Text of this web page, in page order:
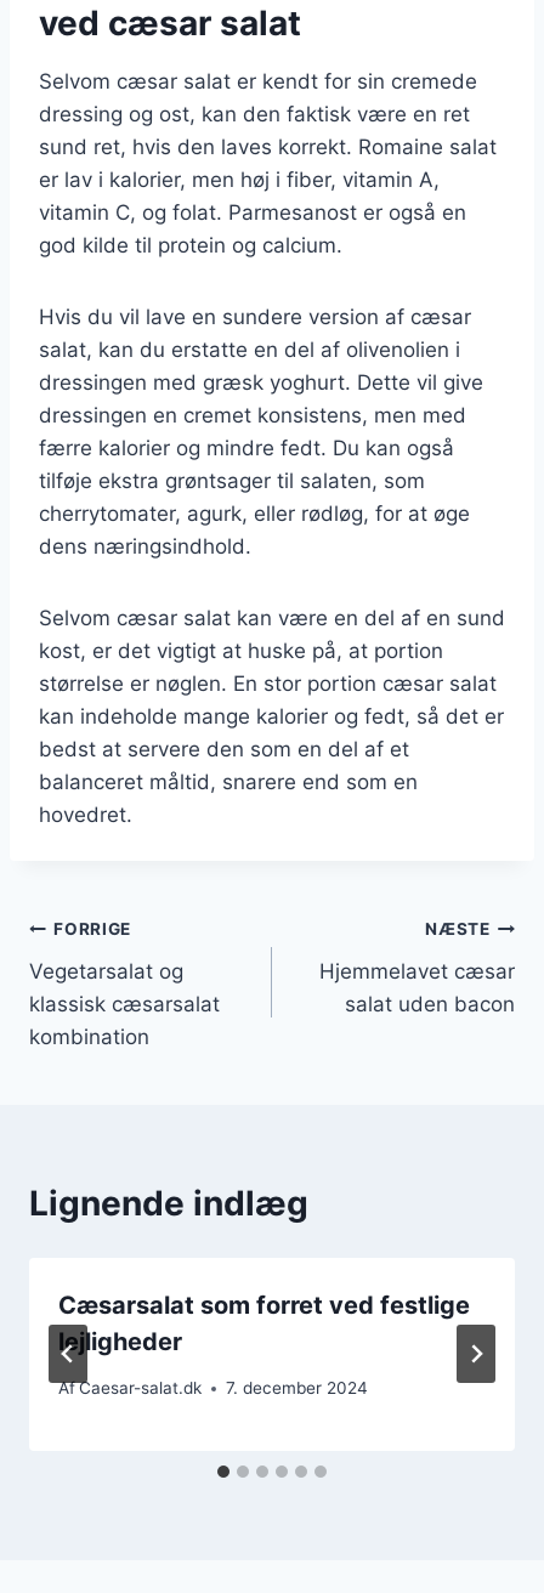
ved cæsar salat
Selvom cæsar salat er kendt for sin cremede
dressing og ost, kan den faktisk være en ret
sund ret, hvis den laves korrekt. Romaine salat
er lav i kalorier, men høj i fiber, vitamin A,
vitamin C, og folat. Parmesanost er også en
god kilde til protein og calcium.
Hvis du vil lave en sundere version af cæsar
salat, kan du erstatte en del af olivenolien i
dressingen med græsk yoghurt. Dette vil give
dressingen en cremet konsistens, men med
færre kalorier og mindre fedt. Du kan også
tilføje ekstra grøntsager til salaten, som
cherrytomater, agurk, eller rødløg, for at øge
dens næringsindhold.
Selvom cæsar salat kan være en del af en sund
kost, er det vigtigt at huske på, at portion
størrelse er nøglen. En stor portion cæsar salat
kan indeholde mange kalorier og fedt, så det er
bedst at servere den som en del af et
balanceret måltid, snarere end som en
hovedret.
Indlægsnavigation
FORRIGE
Vegetarsalat og
klassisk cæsarsalat
kombination
NÆSTE
Hjemmelavet cæsar
salat uden bacon
Lignende indlæg
Cæsarsalat som forret ved festlige
lejligheder
AfCaesar-salat.dk 7. december 2024